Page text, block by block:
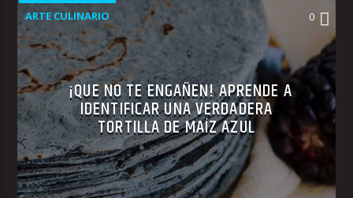
ARTE CULINARIO 0
¡QUE NO TE ENGAÑEN! APRENDE A
IDENTIFICAR UNA VERDADERA
TORTILLA DE MAÍZ AZUL